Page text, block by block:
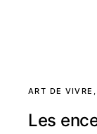
ART DE VIVRE
Les